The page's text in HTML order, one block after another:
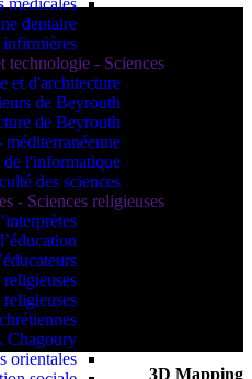
dentaire
infirmières
technologie - Sciences
et d'architecture
de Beyrouth
de Beyrouth
méditerranéenne
de l'informatique
des sciences
- Sciences religieuses
religieuses
Chagoury
orientales
3D Mapping